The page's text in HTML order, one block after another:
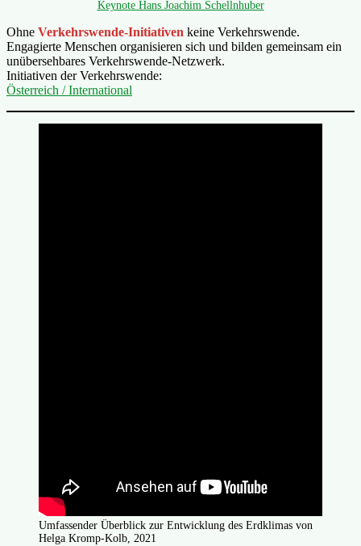
Keynote Hans Joachim Schellnhuber
Ohne Verkehrswende-Initiativen keine Verkehrswende.
Engagierte Menschen organisieren sich und bilden gemeinsam ein
unübersehbares Verkehrswende-Netzwerk.
Initiativen der Verkehrswende:
Österreich / International
Umfassender Überblick zur Entwicklung des Erdklimas von
Helga Kromp-Kolb, 2021